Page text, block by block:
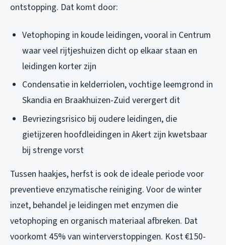
ontstopping. Dat komt door:
Vetophoping in koude leidingen, vooral in Centrum
waar veel rijtjeshuizen dicht op elkaar staan en
leidingen korter zijn
Condensatie in kelderriolen, vochtige leemgrond in
Skandia en Braakhuizen-Zuid verergert dit
Bevriezingsrisico bij oudere leidingen, die
gietijzeren hoofdleidingen in Akert zijn kwetsbaar
bij strenge vorst
Tussen haakjes, herfst is ook de ideale periode voor
preventieve enzymatische reiniging. Voor de winter
inzet, behandel je leidingen met enzymen die
vetophoping en organisch materiaal afbreken. Dat
voorkomt 45% van winterverstoppingen. Kost €150-